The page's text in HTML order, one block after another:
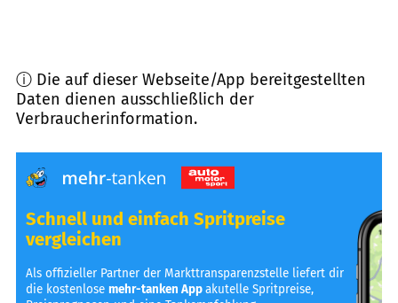
ⓘ Die auf dieser Webseite/App bereitgestellten
Daten dienen ausschließlich der
Verbraucherinformation.
Schnell und einfach Spritpreise
vergleichen
Als offizieller Partner der Markttransparenzstelle liefert dir
die kostenlosemehr-tanken Appakutelle Spritpreise,